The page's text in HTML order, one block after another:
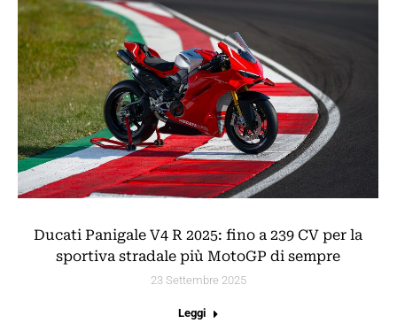
Ducati Panigale V4 R 2025: fino a 239 CV per la
sportiva stradale più MotoGP di sempre
23 Settembre 2025
Leggi